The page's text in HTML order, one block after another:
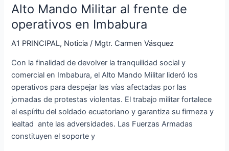
Alto Mando Militar al frente de
operativos en Imbabura
A1 PRINCIPAL, Noticia / Mgtr. Carmen Vásquez
Con la finalidad de devolver la tranquilidad social y
comercial en Imbabura, el Alto Mando Militar lideró los
operativos para despejar las vías afectadas por las
jornadas de protestas violentas. El trabajo militar fortalece
el espíritu del soldado ecuatoriano y garantiza su firmeza y
lealtad ante las adversidades. Las Fuerzas Armadas
constituyen el soporte y
Militar
al
frente
de